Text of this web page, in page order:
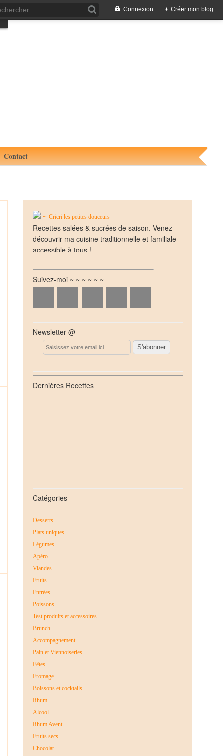
Connexion + Créer mon blog
Contact
~ Cricri les petites douceurs
Recettes salées & sucrées de saison. Venez
découvrir ma cuisine traditionnelle et familiale
accessible à tous !
Suivez-moi ~ ~ ~ ~ ~ ~
Newsletter @
Email
Dernières Recettes
Catégories
Desserts
Plats uniques
Légumes
Apéro
Viandes
Fruits
Entrées
Poissons
Test produits et accessoires
Brunch
Accompagnement
Pain et Viennoiseries
Fêtes
Fromage
Boissons et cocktails
Rhum
Alcool
Rhum Avent
Fruits secs
Chocolat